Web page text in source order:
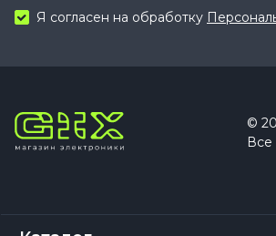
Я согласен на обработку
©
Все